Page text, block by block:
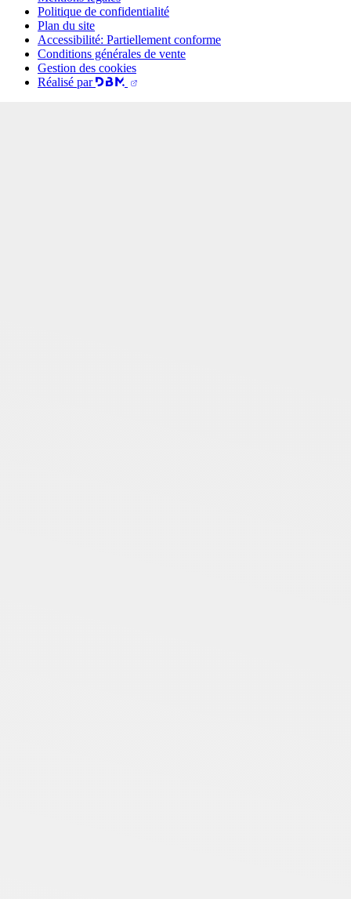
Politique de confidentialité
Plan du site
Accessibilité: Partiellement conforme
Conditions générales de vente
Gestion des cookies
Réalisé par